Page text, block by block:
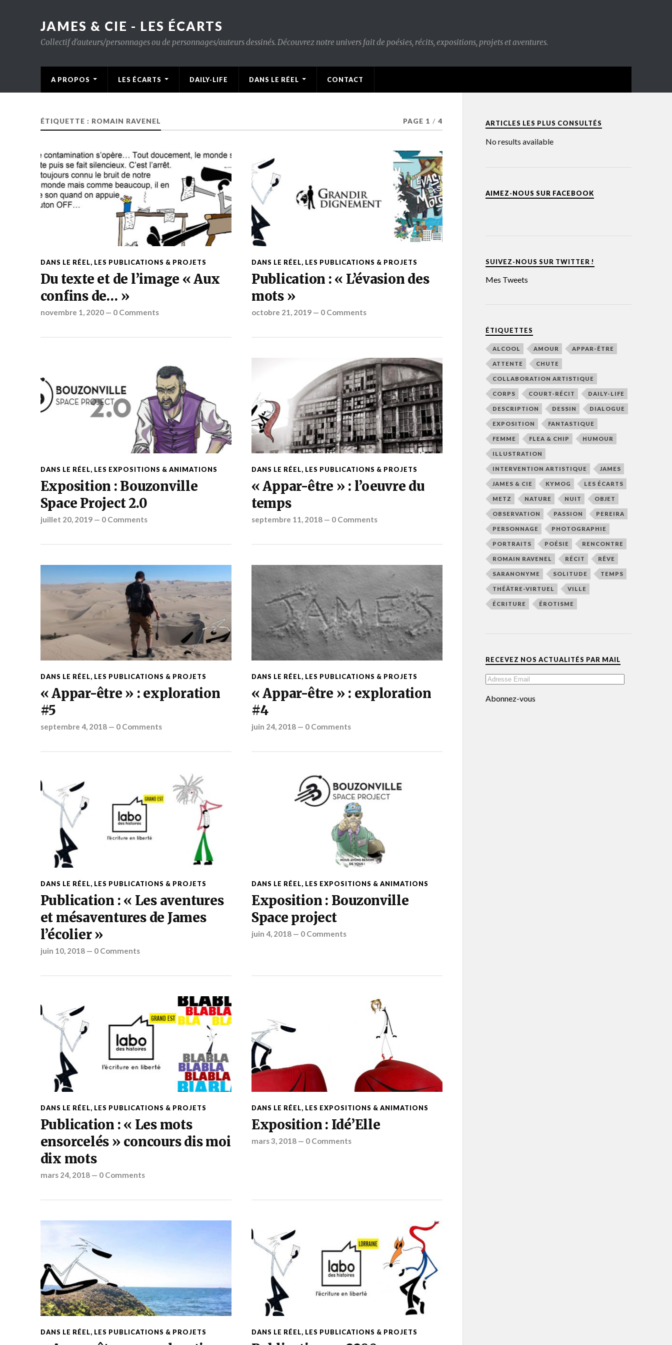
JAMES & CIE - LES ÉCARTS
Collectif d'auteurs/personnages ou de personnages/auteurs dessinés. Découvrez notre univers fait de poésies, récits, expositions, projets et aventures.
A PROPOS LES ÉCARTS DAILY-LIFE DANS LE RÉEL CONTACT
ÉTIQUETTE : ROMAIN RAVENEL PAGE 1 / 4
DANS LE RÉEL, LES PUBLICATIONS & PROJETS
Du texte et de l’image « Aux
confins de… »
novembre 1, 2020— 0 Comments
DANS LE RÉEL, LES PUBLICATIONS & PROJETS
Publication : « L’évasion des
mots »
octobre 21, 2019— 0 Comments
DANS LE RÉEL, LES EXPOSITIONS & ANIMATIONS
Exposition : Bouzonville
Space Project 2.0
juillet 20, 2019— 0 Comments
DANS LE RÉEL, LES PUBLICATIONS & PROJETS
« Appar-être » : l’oeuvre du
temps
septembre 11, 2018— 0 Comments
DANS LE RÉEL, LES PUBLICATIONS & PROJETS
« Appar-être » : exploration
#5
septembre 4, 2018— 0 Comments
DANS LE RÉEL, LES PUBLICATIONS & PROJETS
« Appar-être » : exploration
#4
juin 24, 2018— 0 Comments
DANS LE RÉEL, LES PUBLICATIONS & PROJETS
Publication : « Les aventures
et mésaventures de James
l’écolier »
juin 10, 2018— 0 Comments
DANS LE RÉEL, LES EXPOSITIONS & ANIMATIONS
Exposition : Bouzonville
Space project
juin 4, 2018— 0 Comments
DANS LE RÉEL, LES PUBLICATIONS & PROJETS
Publication : « Les mots
ensorcelés » concours dis moi
dix mots
mars 24, 2018— 0 Comments
DANS LE RÉEL, LES EXPOSITIONS & ANIMATIONS
Exposition : Idé’Elle
mars 3, 2018— 0 Comments
DANS LE RÉEL, LES PUBLICATIONS & PROJETS DANS LE RÉEL, LES PUBLICATIONS & PROJETS
ARTICLES LES PLUS CONSULTÉS
No results available
AIMEZ-NOUS SUR FACEBOOK
SUIVEZ-NOUS SUR TWITTER !
Mes Tweets
ÉTIQUETTES
ALCOOL AMOUR APPAR-ÊTRE
ATTENTE CHUTE
COLLABORATION ARTISTIQUE
CORPS COURT-RÉCIT DAILY-LIFE
DESCRIPTION DESSIN DIALOGUE
EXPOSITION FANTASTIQUE
FEMME FLEA & CHIP HUMOUR
ILLUSTRATION
INTERVENTION ARTISTIQUE JAMES
JAMES & CIE KYMOG LES ÉCARTS
METZ NATURE NUIT OBJET
OBSERVATION PASSION PEREIRA
PERSONNAGE PHOTOGRAPHIE
PORTRAITS POÉSIE RENCONTRE
ROMAIN RAVENEL RÉCIT RÊVE
SARANONYME SOLITUDE TEMPS
THÉÂTRE-VIRTUEL VILLE
ÉCRITURE ÉROTISME
RECEVEZ NOS ACTUALITÉS PAR MAIL
Abonnez-vous